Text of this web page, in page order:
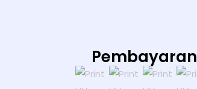
Pembayaran